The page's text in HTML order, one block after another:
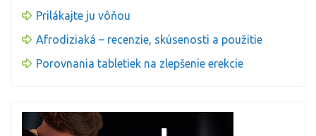
Prilákajte ju vôňou
Afrodiziaká – recenzie, skúsenosti a použitie
Porovnania tabletiek na zlepšenie erekcie